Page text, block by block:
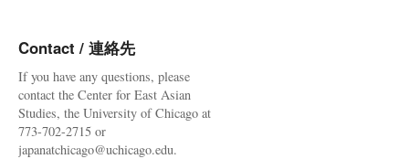
Contact / 連絡先
If you have any questions, please
contact the Center for East Asian
Studies, the University of Chicago at
773-702-2715 or
japanatchicago@uchicago.edu.